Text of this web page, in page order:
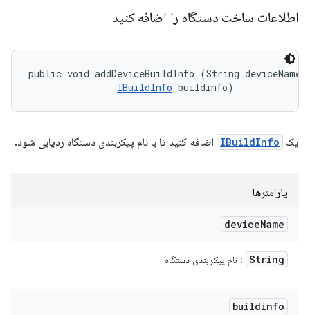
اطلاعات ساخت دستگاه را اضافه کنید
public void addDeviceBuildInfo (String
IBuildInfo buildinfo)
یک IBuildInfo اضافه کنید تا با نام پیکربندی دستگاه ردیابی شود.
پارامترها
deviceName
String : نام پیکربندی دستگاه
buildinfo